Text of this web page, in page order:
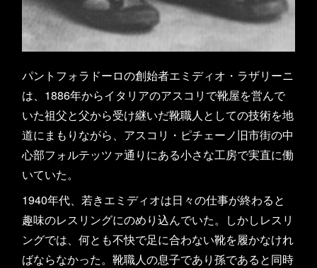
パントフォラドーロの創始者エミディオ・ラザリーニ
は、1886年からイタリアのアスコリで靴屋を営んで
いた祖父と父から受け継いだ靴職人としての技術を地
道にまもりながら、アスコリ・ピチェーノ旧市街の中
心部フォルテッツァ通りにある小さな工房で実直に働
いていた。
1940年代、若きエミディオは日々の仕事が終わると
趣味のレスリングにのめり込んでいた。しかしレスリ
ングでは、何とも不快で足に合わない靴を履かなけれ
ばならなかった。靴職人の息子であり孫であると同時